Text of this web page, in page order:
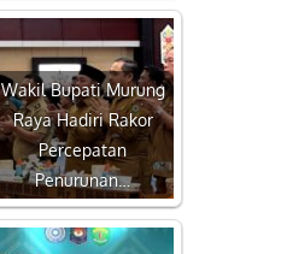
Wakil Bupati Murung
Raya Hadiri Rakor
Percepatan
Penurunan…